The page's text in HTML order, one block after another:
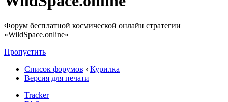
Форум бесплатной космической онлайн стратегии
«WildSpace.online»
Пропустить
Список форумов ‹ Курилка
Версия для печати
Tracker